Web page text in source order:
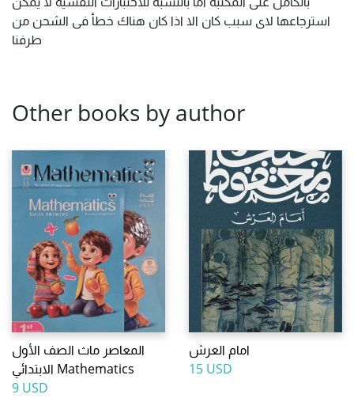
استرجاعها لاى سبب كان الا اذا كان هناك خطأ فى الشحن من
طرفنا
Other books by author
المعاصر ماث الصف الأول
الابتدائي Mathematics
9 USD
امام العرش
15 USD